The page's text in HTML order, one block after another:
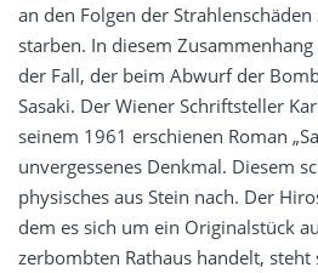
an den Folgen der
starben. In diesem
der Fall, der beim Abwurf der
Sasaki. Der Wiener Schriftsteller
seinem 1961 erschienen Roman
unvergessenes Denkmal. Diesem
physisches aus Stein nach. Der
dem es sich um ein Originalstück
zerbombten Rathaus handelt,